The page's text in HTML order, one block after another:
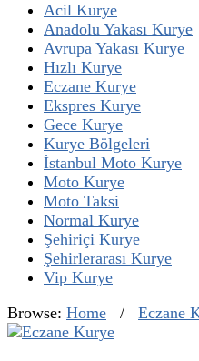
Acil Kurye
Anadolu Yakası Kurye
Avrupa Yakası Kurye
Hızlı Kurye
Eczane Kurye
Ekspres Kurye
Gece Kurye
Kurye Bölgeleri
İstanbul Moto Kurye
Moto Kurye
Moto Taksi
Normal Kurye
Şehiriçi Kurye
Şehirlerarası Kurye
Vip Kurye
Browse: Home / Eczane